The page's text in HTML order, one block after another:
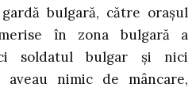
bulgară, către oraşul
în zona bulgară a
soldatul bulgar şi nici
nimic de mâncare,